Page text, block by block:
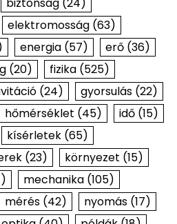
elektromosság(63)
energia(57) erő(36)
(20) fizika(525)
(24) gyorsulás(22)
hőmérséklet (45) idő(15)
kísérletek(65)
(23) környezet (15)
mechanika(105)
mérés(42) nyomás(17)